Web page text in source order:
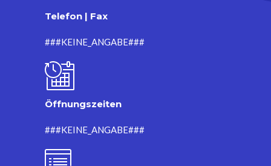
Telefon | Fax
###KEINE_ANGABE###
Öffnungszeiten
###KEINE_ANGABE###